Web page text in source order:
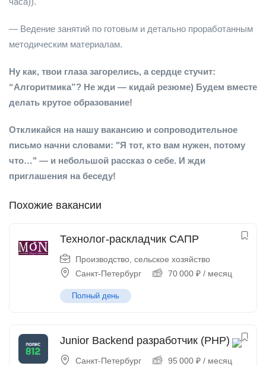
— Ведение занятий по готовым и детально проработанным
методическим материалам.
Ну как, твои глаза загорелись, а сердце стучит:
“Алгоритмика”? Не жди — кидай резюме) Будем вместе
делать крутое образование!
Откликайся на нашу вакансию и сопроводительное
письмо начни словами: "Я тот, кто вам нужен, потому
что…" — и небольшой рассказ о себе. И жди
приглашения на беседу!
Похожие вакансии
Технолог-раскладчик САПР
Производство, сельское хозяйство
Санкт-Петербург
70 000 ₽ / месяц
Полный день
Junior Backend разработчик (PHP)
Санкт-Петербург 95 000 ₽ / месяц